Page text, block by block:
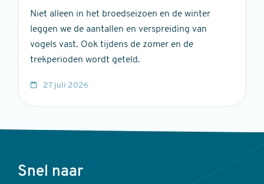
Niet alleen in het broedseizoen en de winter
leggen we de aantallen en verspreiding van
vogels vast. Ook tijdens de zomer en de
trekperioden wordt geteld.
27 juli 2026
Voet
Snel naar